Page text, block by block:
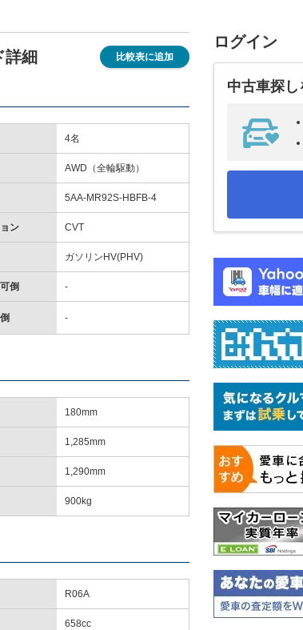
詳細 比較表に追加
4名
AWD（全輪駆動）
5AA-MR92S-HBFB-4
ン CVT
ガソリンHV(PHV)
倒 -
-
180mm
1,285mm
1,290mm
900kg
R06A
658cc
ログイン
中古車探